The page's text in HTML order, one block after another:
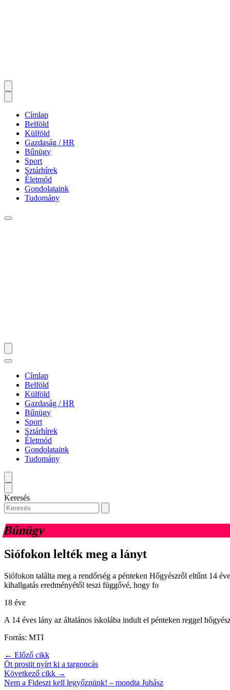
Címlap
Belföld
Külföld
Gazdaság / HR
Bűnügy
Sport
Sztárhírek
Életmód
Gondolataink
Tudomány
Címlap
Belföld
Külföld
Gazdaság / HR
Bűnügy
Sport
Sztárhírek
Életmód
Gondolataink
Tudomány
Keresés
Bűnügy
Siófokon lelték meg a lányt
Siófokon találta meg a rendőrség a pénteken Hőgyészről eltűnt 14
kihallgatás eredményétől teszi függővé, hogy fo
18 éve
A 14 éves lány az általános iskolába indult el pénteken reggel
Forrás: MTI
← Előző cikk
Öt prostit nyírt ki a targoncás
Következő cikk →
Nem a Fideszt kell legyőznünk! – mondta Juhász